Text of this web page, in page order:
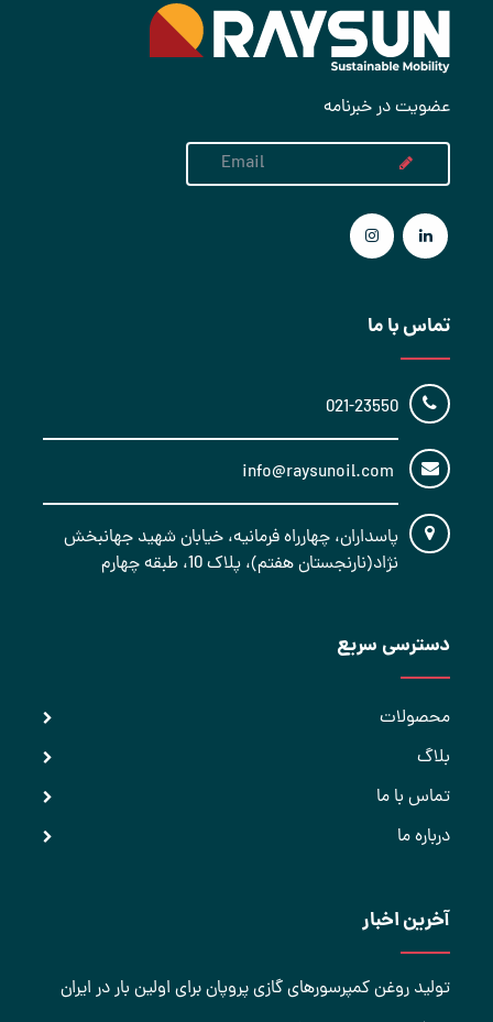
عضویت در خبرنامه
تماس با ما
021-23550
پاسداران، چهارراه فرمانیه، خیابان شهید جهانبخش
نژاد(نارنجستان هفتم)، پلاک 10، طبقه چهارم
دسترسی سریع
محصولات
بلاگ
تماس با ما
درباره ما
آخرین اخبار
تولید روغن کمپرسورهای گازی پروپان برای اولین بار در ایران